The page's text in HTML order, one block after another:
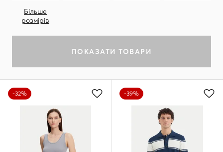
Більше
розмірів
ПОКАЗАТИ ТОВАРИ
-32% -39%